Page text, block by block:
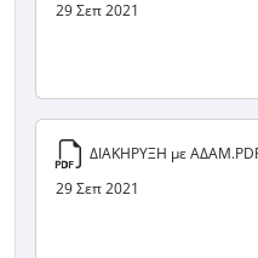
29 Σεπ 2021
ΔΙΑΚΗΡΥΞΗ με
29 Σεπ 2021